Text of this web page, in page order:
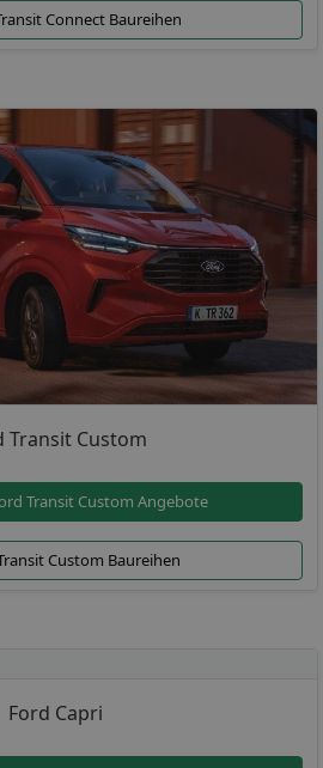
Connect Baureihen
Transit Custom
Transit Custom Angebote
Custom Baureihen
Ford Capri